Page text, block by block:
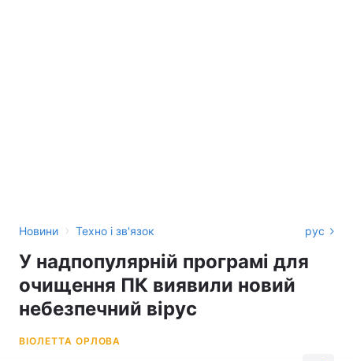
Новини › Техно і зв'язок рус
У надпопулярній програмі для
очищення ПК виявили новий
небезпечний вірус
ВІОЛЕТТА ОРЛОВА